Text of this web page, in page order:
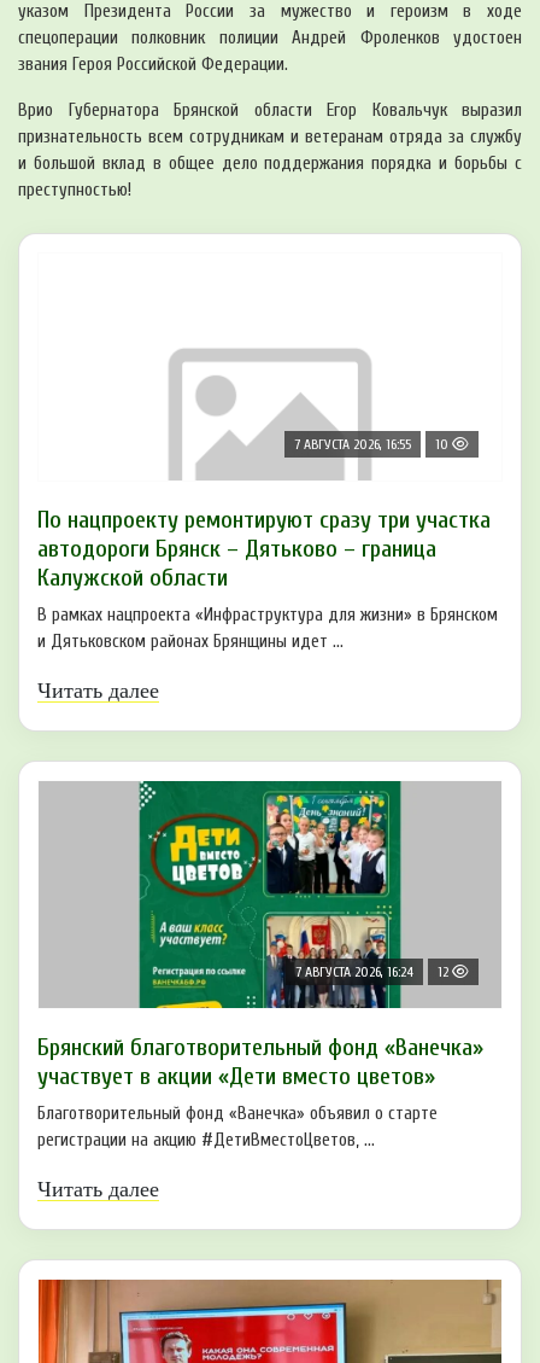
указом Президента России за мужество и героизм в ходе
спецоперации полковник полиции Андрей Фроленков удостоен
звания Героя Российской Федерации.
Врио Губернатора Брянской области Егор Ковальчук выразил
признательность всем сотрудникам и ветеранам отряда за службу
и большой вклад в общее дело поддержания порядка и борьбы с
преступностью!
7 АВГУСТА 2026, 16:55 10
По нацпроекту ремонтируют сразу три участка
автодороги Брянск – Дятьково – граница
Калужской области
В рамках нацпроекта «Инфраструктура для жизни» в Брянском
и Дятьковском районах Брянщины идет ...
Читать далее
7 АВГУСТА 2026, 16:24 12
Брянский благотворительный фонд «Ванечка»
участвует в акции «Дети вместо цветов»
Благотворительный фонд «Ванечка» объявил о старте
регистрации на акцию #ДетиВместоЦветов, ...
Читать далее